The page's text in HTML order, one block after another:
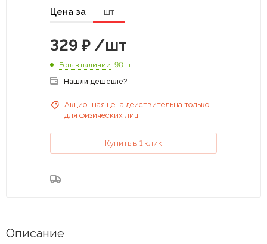
Цена за шт
329 ₽ /шт
Есть в наличии: 90 шт
Нашли дешевле?
Акционная цена действительна только
для физических лиц
Купить в 1 клик
Описание